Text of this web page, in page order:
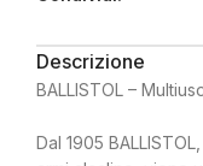
Descrizione
BALLISTOL –
Dal 1905